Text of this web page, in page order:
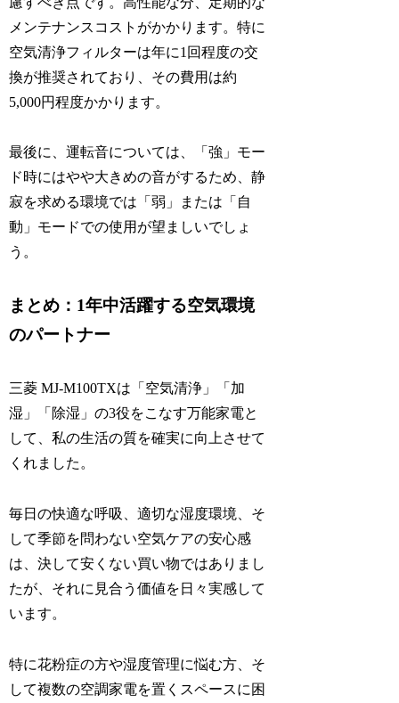
メンテナンスコストがかかります。特に
空気清浄フィルターは年に1回程度の交
換が推奨されており、その費用は約
5,000円程度かかります。
最後に、運転音については、「強」モー
ド時にはやや大きめの音がするため、静
寂を求める環境では「弱」または「自
動」モードでの使用が望ましいでしょ
う。
まとめ：1年中活躍する空気環境
のパートナー
三菱 MJ-M100TXは「空気清浄」「加
湿」「除湿」の3役をこなす万能家電と
して、私の生活の質を確実に向上させて
くれました。
毎日の快適な呼吸、適切な湿度環境、そ
して季節を問わない空気ケアの安心感
は、決して安くない買い物ではありまし
たが、それに見合う価値を日々実感して
います。
特に花粉症の方や湿度管理に悩む方、そ
して複数の空調家電を置くスペースに困